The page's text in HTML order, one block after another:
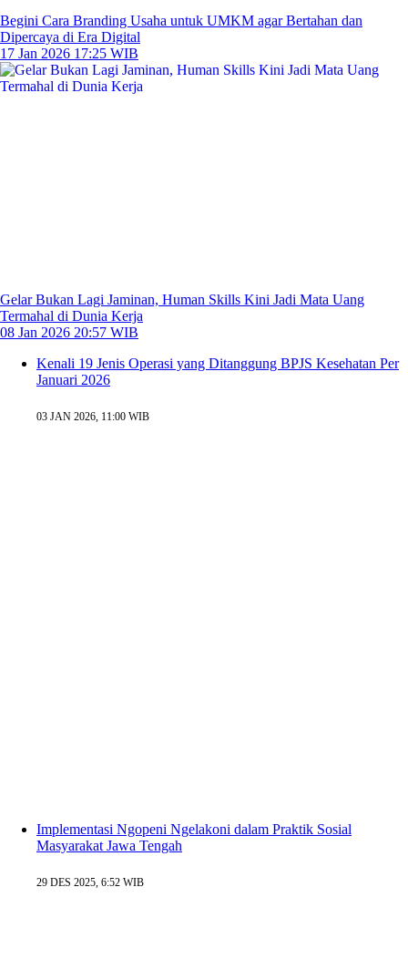
Begini Cara Branding Usaha untuk UMKM agar Bertahan dan
Dipercaya di Era Digital
17 Jan 2026 17:25 WIB
Gelar Bukan Lagi Jaminan, Human Skills Kini Jadi Mata Uang
Termahal di Dunia Kerja
08 Jan 2026 20:57 WIB
Kenali 19 Jenis Operasi yang Ditanggung BPJS Kesehatan Per
Januari 2026
03 JAN 2026, 11:00 WIB
Implementasi Ngopeni Ngelakoni dalam Praktik Sosial
Masyarakat Jawa Tengah
29 DES 2025, 6:52 WIB